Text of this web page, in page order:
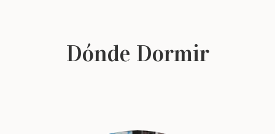
Dónde Dormir